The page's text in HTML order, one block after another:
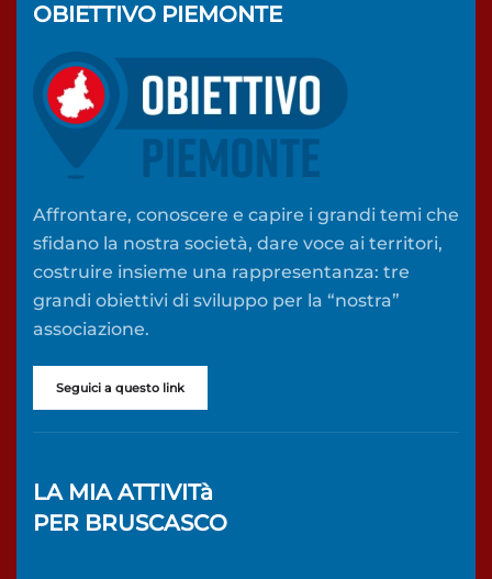
OBIETTIVO PIEMONTE
Affrontare, conoscere e capire i grandi temi che
sfidano la nostra società, dare voce ai territori,
costruire insieme una rappresentanza: tre
grandi obiettivi di sviluppo per la “nostra”
associazione.
Seguici a questo link
LA MIA ATTIVITà
PER BRUSCASCO